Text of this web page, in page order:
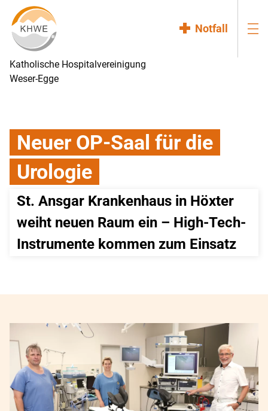
Katholische Hospitalvereinigung
Weser-Egge
Notfall
Neuer OP-Saal für die
Urologie
St. Ansgar Krankenhaus in Höxter
weiht neuen Raum ein – High-Tech-
Instrumente kommen zum Einsatz